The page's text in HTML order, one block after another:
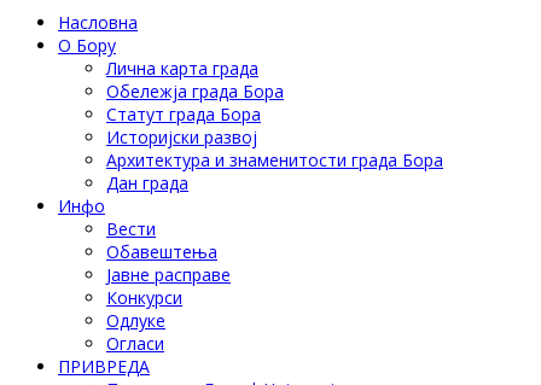
Насловна
О Бору
Лична карта града
Обележја града Бора
Статут града Бора
Историјски развој
Архитектура и знаменитости града Бора
Дан града
Инфо
Вести
Обавештења
Јавне расправе
Конкурси
Одлуке
Огласи
ПРИВРЕДА